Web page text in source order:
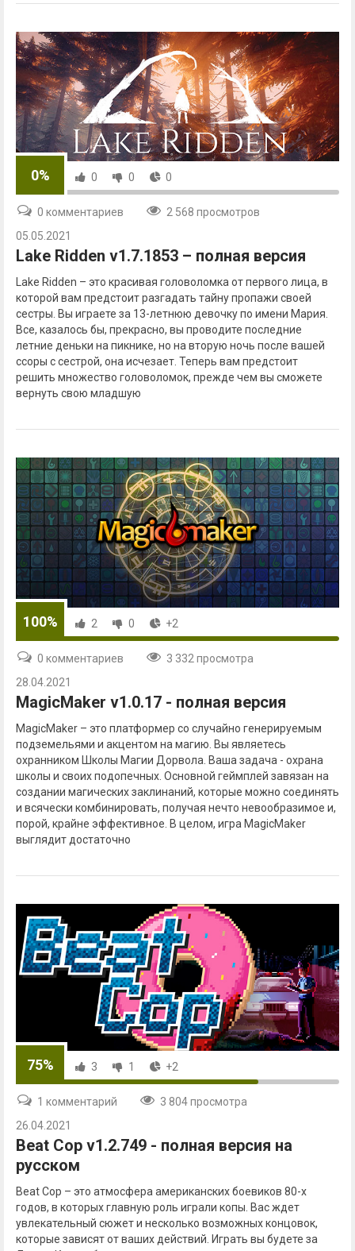
0% 0 0 0
0 комментариев
2 568 просмотров
05.05.2021
Lake Ridden v1.7.1853 – полная версия
Lake Ridden – это красивая головоломка от первого лица, в
которой вам предстоит разгадать тайну пропажи своей
сестры. Вы играете за 13-летнюю девочку по имени Мария.
Все, казалось бы, прекрасно, вы проводите последние
летние деньки на пикнике, но на вторую ночь после вашей
ссоры с сестрой, она исчезает. Теперь вам предстоит
решить множество головоломок, прежде чем вы сможете
вернуть свою младшую
100% 2 0 +2
0 комментариев
3 332 просмотра
28.04.2021
MagicMaker v1.0.17 - полная версия
MagicMaker – это платформер со случайно генерируемым
подземельями и акцентом на магию. Вы являетесь
охранником Школы Магии Дорвола. Ваша задача - охрана
школы и своих подопечных. Основной геймплей завязан на
создании магических заклинаний, которые можно соединять
и всячески комбинировать, получая нечто невообразимое и,
порой, крайне эффективное. В целом, игра MagicMaker
выглядит достаточно
75% 3 1 +2
1 комментарий
3 804 просмотра
26.04.2021
Beat Cop v1.2.749 - полная версия на
русском
Beat Cop – это атмосфера американских боевиков 80-х
годов, в которых главную роль играли копы. Вас ждет
увлекательный сюжет и несколько возможных концовок,
которые зависят от ваших действий. Играть вы будете за